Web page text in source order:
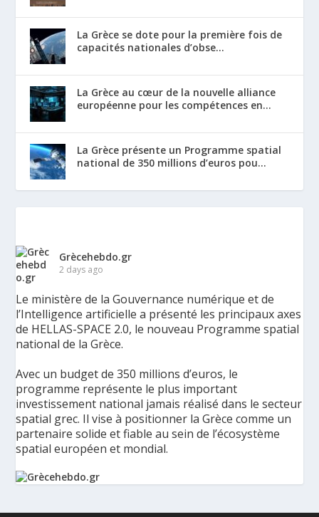
La Grèce se dote pour la première fois de
capacités nationales d’obse...
La Grèce au cœur de la nouvelle alliance
européenne pour les compétences en...
La Grèce présente un Programme spatial
national de 350 millions d’euros pou...
Grècehebdo.gr
2 days ago
Le ministère de la Gouvernance numérique et de
l’Intelligence artificielle a présenté les principaux axes
de HELLAS-SPACE 2.0, le nouveau Programme spatial
national de la Grèce.
Avec un budget de 350 millions d’euros, le
programme représente le plus important
investissement national jamais réalisé dans le secteur
spatial grec. Il vise à positionner la Grèce comme un
partenaire solide et fiable au sein de l’écosystème
spatial européen et mondial.
350 millions d’euros pour renforcer la sécurité,